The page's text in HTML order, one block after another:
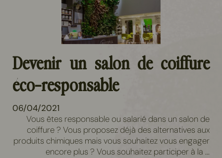
Devenir un salon de coiffure
éco-responsable
06/04/2021
Vous êtes responsable ou salarié dans un salon de
coiffure ? Vous proposez déjà des alternatives aux
produits chimiques mais vous souhaitez vous engager
encore plus ? Vous souhaitez participer à la ...